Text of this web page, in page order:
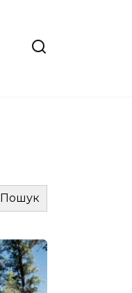
Пошук